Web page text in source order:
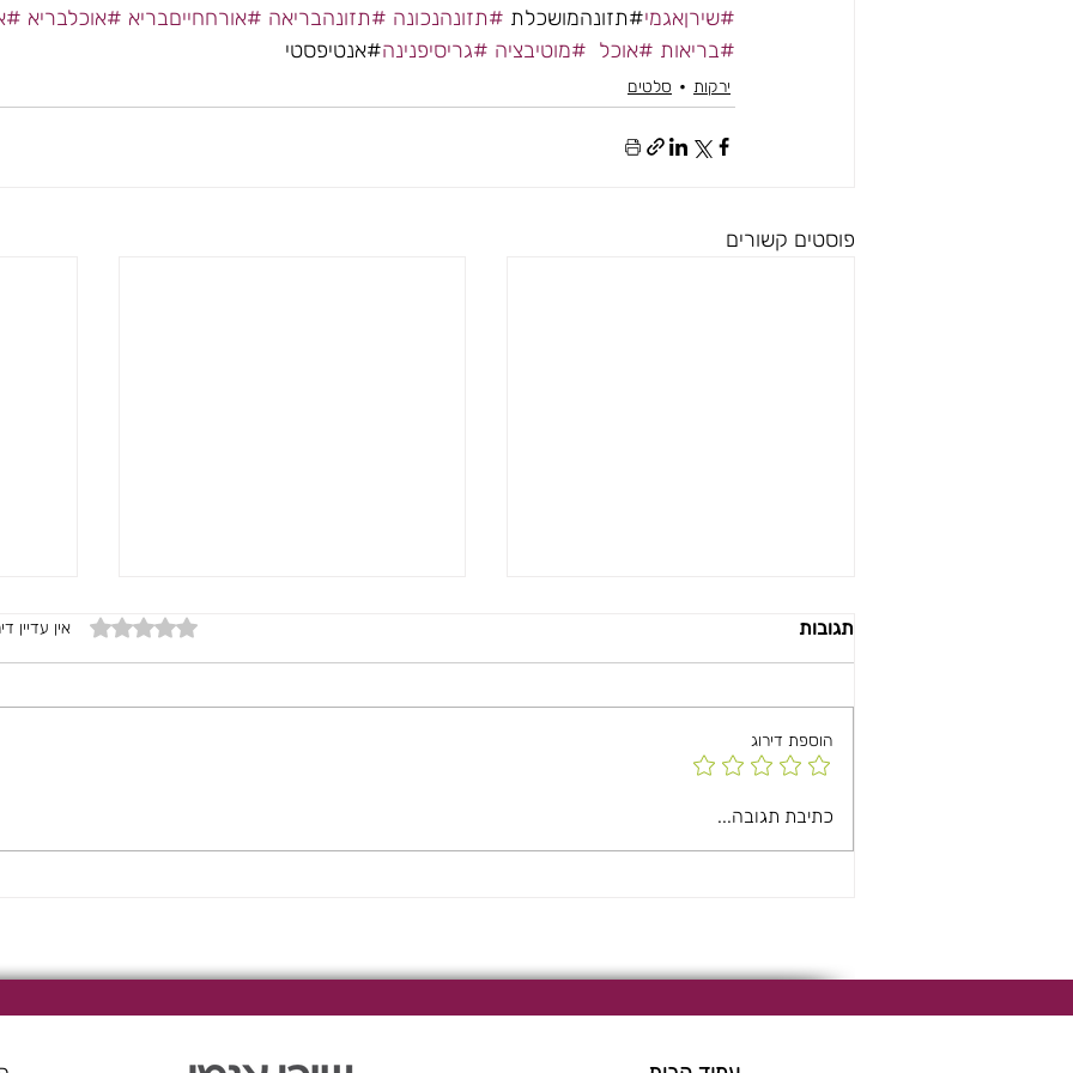
#שירןאגמי#תזונהמושכלת #תזונהנכונה #תזונהבריאה #אורחחייםבריא #אוכלבריא
#בריאות #אוכל #מוטיבציה #גריסיפנינה#אנטיפסטי
ירקות סלטים
פוסטים קשורים
סלט אביבי
תגובות דירוג של 0 מתוך 5 כוכבים אין עדיין
הוספת דירוג
כתיבת תגובה...